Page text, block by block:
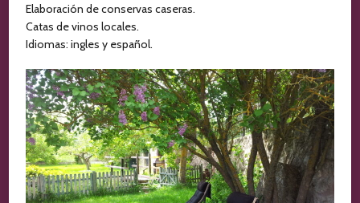
Elaboración de conservas caseras.
Catas de vinos locales.
Idiomas: ingles y español.